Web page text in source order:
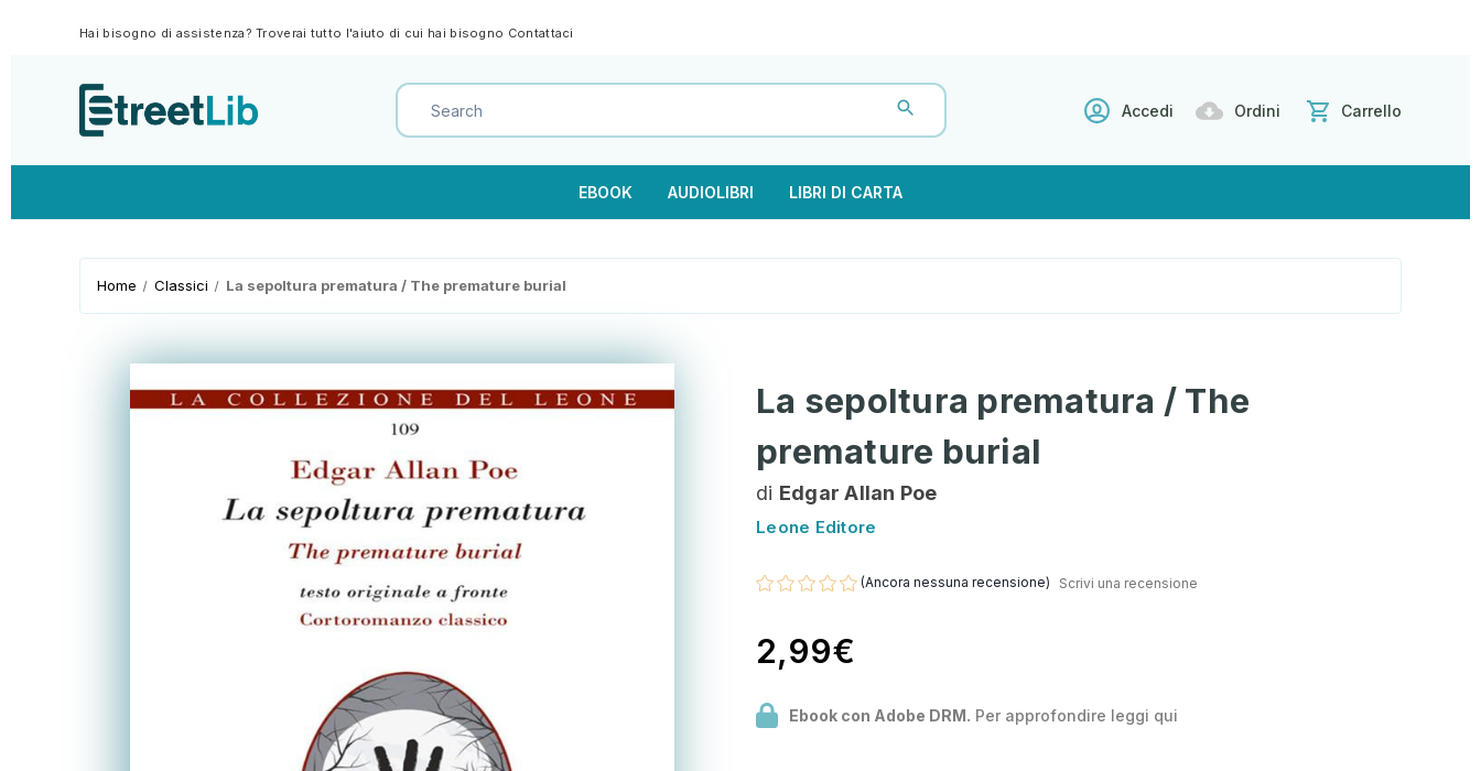
Hai bisogno di assistenza? Troverai tutto l'aiuto di cui hai bisogno Contattaci
Accedi Ordini Carrello
EBOOK AUDIOLIBRI LIBRI DI CARTA
Home Classici La sepoltura prematura / The premature burial
La sepoltura prematura / The
premature burial
di Edgar Allan Poe
Leone Editore
(Ancora nessuna recensione) Scrivi una recensione
2,99€
Ebook con Adobe DRM. Per approfondire leggi qui